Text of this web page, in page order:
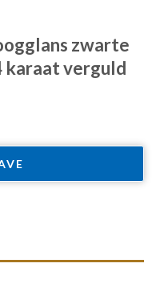
zwarte
karaat verguld